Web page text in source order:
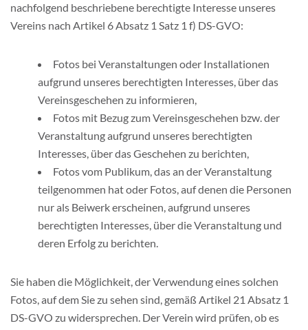
nachfolgend beschriebene berechtigte Interesse unseres
Vereins nach Artikel 6 Absatz 1 Satz 1 f) DS-GVO:
Fotos bei Veranstaltungen oder Installationen
aufgrund unseres berechtigten Interesses, über das
Vereinsgeschehen zu informieren,
Fotos mit Bezug zum Vereinsgeschehen bzw. der
Veranstaltung aufgrund unseres berechtigten
Interesses, über das Geschehen zu berichten,
Fotos vom Publikum, das an der Veranstaltung
teilgenommen hat oder Fotos, auf denen die Personen
nur als Beiwerk erscheinen, aufgrund unseres
berechtigten Interesses, über die Veranstaltung und
deren Erfolg zu berichten.
Sie haben die Möglichkeit, der Verwendung eines solchen
Fotos, auf dem Sie zu sehen sind, gemäß Artikel 21 Absatz 1
DS-GVO zu widersprechen. Der Verein wird prüfen, ob es